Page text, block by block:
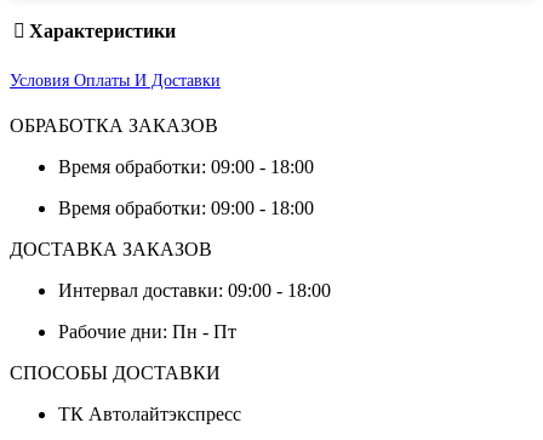
Характеристики
Условия Оплаты И Доставки
ОБРАБОТКА ЗАКАЗОВ
Время обработки: 09:00 - 18:00
Время обработки: 09:00 - 18:00
ДОСТАВКА ЗАКАЗОВ
Интервал доставки: 09:00 - 18:00
Рабочие дни: Пн - Пт
СПОСОБЫ ДОСТАВКИ
ТК Автолайтэкспресс